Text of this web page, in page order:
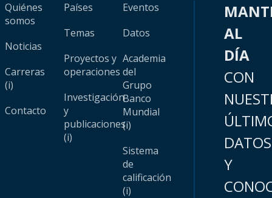
Quiénes
somos
Noticias
Carreras
(i)
Contacto
Países
Temas
Proyectos y
operaciones
Investigación
y
publicaciones
(i)
Eventos
Datos
Academia
del
Grupo
Banco
Mundial
(i)
Sistema
de
calificación
(i)
AL
DÍA
CON
DATOS
Y